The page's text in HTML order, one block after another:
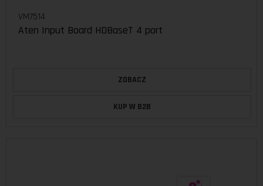
VM7514
Aten Input Board HDBaseT 4 port
ZOBACZ
KUP W B2B